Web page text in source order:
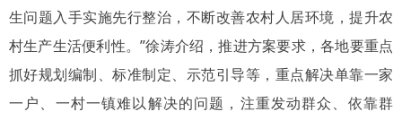
生问题入手实施先行整治，不断改善农村人居环境，提升农
村生产生活便利性。”徐涛介绍，推进方案要求，各地要重点
抓好规划编制、标准制定、示范引导等，重点解决单靠一家
一户、一村一镇难以解决的问题，注重发动群众、依靠群